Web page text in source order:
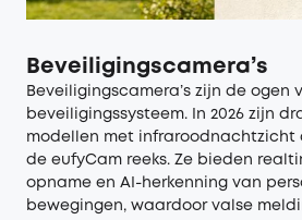
Beveiligingscamera’s
Beveiligingscamera’s zijn de ogen
beveiligingssysteem. In 2026 zijn
modellen met infraroodnachtzicht
de eufyCam reeks. Ze bieden
opname en AI-herkenning van
bewegingen, waardoor valse